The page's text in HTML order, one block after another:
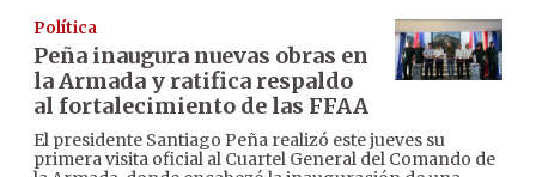
Política
Peña inaugura nuevas obras en
la Armada y ratifica respaldo
al fortalecimiento de las FFAA
El presidente Santiago Peña realizó este jueves su
primera visita oficial al Cuartel General del Comando de